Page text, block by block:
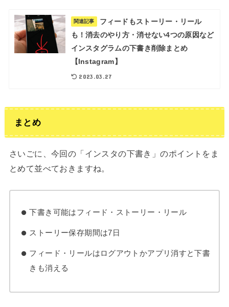
関連記事
フィードもストーリー・リール
も！消去のやり方・消せない4つの原因など
インスタグラムの下書き削除まとめ
【Instagram】
2023.03.27
まとめ
さいごに、今回の「インスタの下書き」のポイントをま
とめて並べておきますね。
下書き可能はフィード・ストーリー・リール
ストーリー保存期間は7日
フィード・リールはログアウトかアプリ消すと下書
きも消える